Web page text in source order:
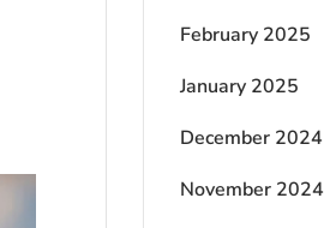
February 2025
January 2025
December 2024
November 2024